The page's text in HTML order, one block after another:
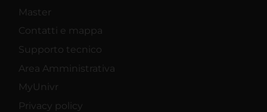
Master
Contatti e mappa
Supporto tecnico
Area Amministrativa
MyUnivr
Privacy policy